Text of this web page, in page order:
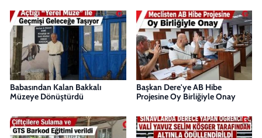
Babasından Kalan Bakkalı
Müzeye Dönüştürdü
Başkan Dere'ye AB Hibe
Projesine Oy Birliğiyle Onay